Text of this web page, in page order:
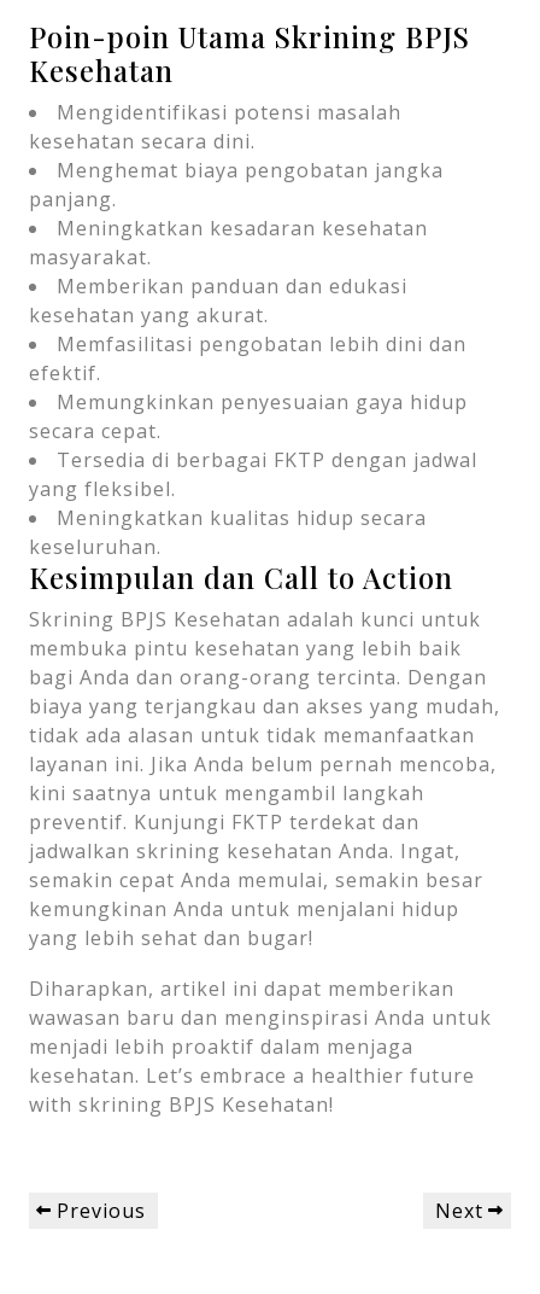
Poin-poin Utama Skrining BPJS
Kesehatan
Mengidentifikasi potensi masalah
kesehatan secara dini.
Menghemat biaya pengobatan jangka
panjang.
Meningkatkan kesadaran kesehatan
masyarakat.
Memberikan panduan dan edukasi
kesehatan yang akurat.
Memfasilitasi pengobatan lebih dini dan
efektif.
Memungkinkan penyesuaian gaya hidup
secara cepat.
Tersedia di berbagai FKTP dengan jadwal
yang fleksibel.
Meningkatkan kualitas hidup secara
keseluruhan.
Kesimpulan dan Call to Action
Skrining BPJS Kesehatan adalah kunci untuk
membuka pintu kesehatan yang lebih baik
bagi Anda dan orang-orang tercinta. Dengan
biaya yang terjangkau dan akses yang mudah,
tidak ada alasan untuk tidak memanfaatkan
layanan ini. Jika Anda belum pernah mencoba,
kini saatnya untuk mengambil langkah
preventif. Kunjungi FKTP terdekat dan
jadwalkan skrining kesehatan Anda. Ingat,
semakin cepat Anda memulai, semakin besar
kemungkinan Anda untuk menjalani hidup
yang lebih sehat dan bugar!
Diharapkan, artikel ini dapat memberikan
wawasan baru dan menginspirasi Anda untuk
menjadi lebih proaktif dalam menjaga
kesehatan. Let’s embrace a healthier future
with skrining BPJS Kesehatan!
Post
navigation
Previous
Previous
Next
Next